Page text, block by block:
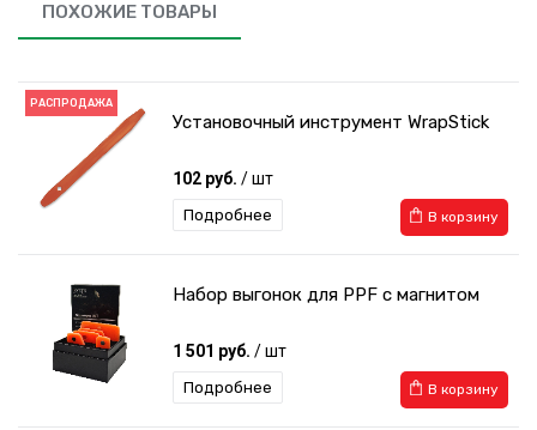
ПОХОЖИЕ ТОВАРЫ
РАСПРОДАЖА
Установочный инструмент WrapStick
102 руб. / шт
В корзину
Подробнее
Набор выгонок для PPF с магнитом
1 501 руб. / шт
В корзину
Подробнее